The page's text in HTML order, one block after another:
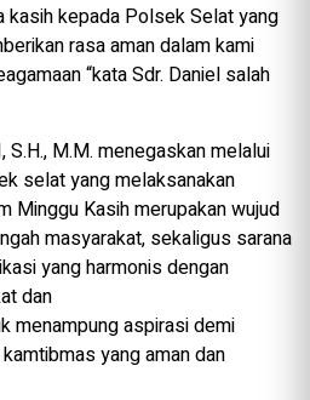
kasih kepada Polsek Selat yang
rasa aman dalam kami
“kata Sdr. Daniel salah
M.M. menegaskan melalui
selat yang melaksanakan
Minggu Kasih merupakan wujud
masyarakat, sekaligus sarana
yang harmonis dengan
dan
menampung aspirasi demi
yang aman dan